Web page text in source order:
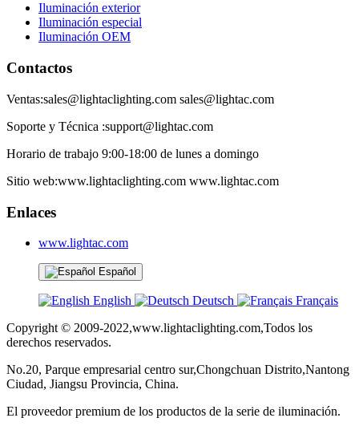
Iluminación exterior
Iluminación especial
Iluminación OEM
Contactos
Ventas:sales@lightaclighting.com sales@lightac.com
Soporte y Técnica :support@lightac.com
Horario de trabajo 9:00-18:00 de lunes a domingo
Sitio web:www.lightaclighting.com www.lightac.com
Enlaces
www.lightac.com
Español
English Deutsch
Français
Copyright © 2009-2022,www.lightaclighting.com,Todos los
derechos reservados.
No.20, Parque empresarial centro sur,Chongchuan Distrito,Nantong
Ciudad, Jiangsu Provincia, China.
El proveedor premium de los productos de la serie de iluminación.